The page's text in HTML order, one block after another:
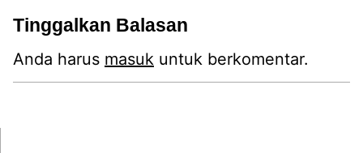
Tinggalkan Balasan
Anda harus masuk untuk berkomentar.